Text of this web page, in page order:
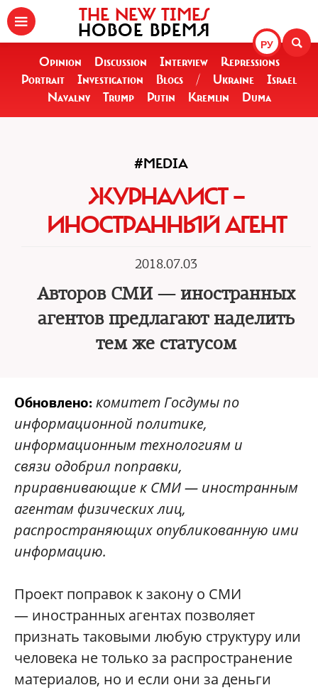
РУ
THE NEW TIMES
НОВОЕ ВРЕМЯ
Opinion Discussion Interview
Repressions
Portrait
Investigation Blogs / Ukraine
Israel
Navalny
Trump Putin Kremlin Duma
#MEDIA
ЖУРНАЛИСТ —
ИНОСТРАННЫЙ АГЕНТ
2018.07.03
Авторов СМИ — иностранных
агентов предлагают наделить
тем же статусом
Обновлено:комитет Госдумы по
информационной политике,
информационным технологиям и
связи одобрил поправки,
приравнивающие к СМИ — иностранным
агентам физических лиц,
распространяющих опубликованную ими
информацию.
Проект поправок к закону о СМИ
— иностранных агентах позволяет
признать таковыми любую структуру или
человека не только за распространение
материалов, но и если они за деньги